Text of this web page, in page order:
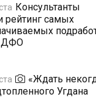
Консультанты
рейтинг самых
ДФО
«Ждать
Угдана